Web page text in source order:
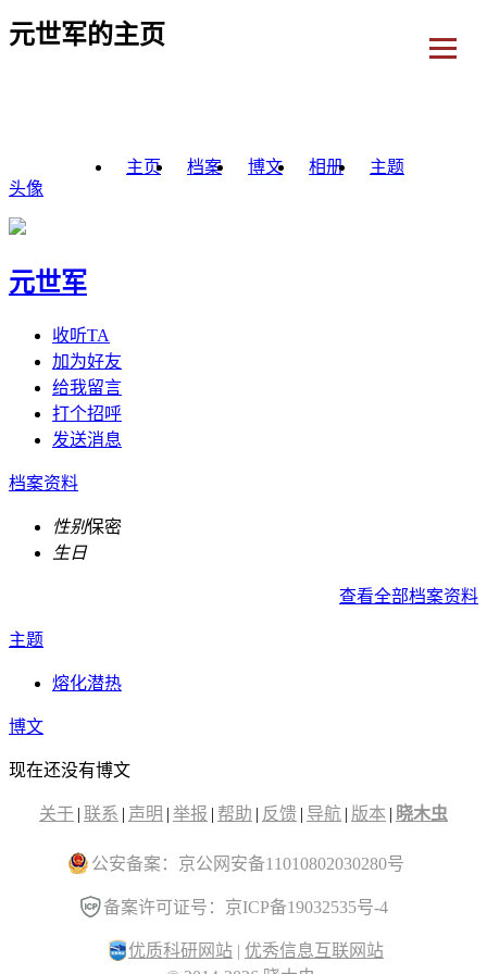
元世军的主页
主页 档案 博文 相册
主题
头像
元世军
收听TA
加为好友
给我留言
打个招呼
发送消息
档案资料
性别保密
生日
查看全部档案资料
主题
熔化潜热
博文
现在还没有博文
关于 | 联系 | 声明 | 举报 | 帮助 | 反馈 | 导航 | 版本 | 晓木虫
公安备案：京公网安备11010802030280号
备案许可证号：京ICP备19032535号-4
优质科研网站 | 优秀信息互联网站